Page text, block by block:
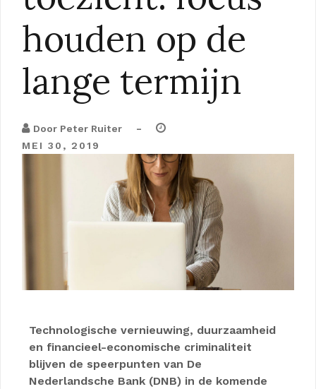
houden op de
lange termijn
Door Peter Ruiter -
MEI 30, 2019
Technologische vernieuwing, duurzaamheid
en financieel-economische criminaliteit
blijven de speerpunten van De
Nederlandsche Bank (DNB) in de komende